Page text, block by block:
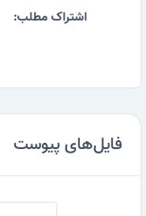
اشتراک مطلب:
فایل‌های پیوست